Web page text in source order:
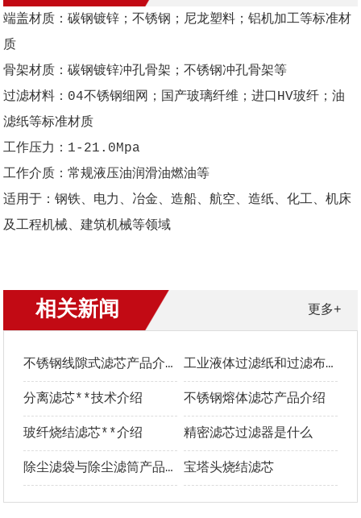
端盖材质：碳钢镀锌；不锈钢；尼龙塑料；铝机加工等标准材
质
骨架材质：碳钢镀锌冲孔骨架；不锈钢冲孔骨架等
过滤材料：04不锈钢细网；国产玻璃纤维；进口HV玻纤；油
滤纸等标准材质
工作压力：1-21.0Mpa
工作介质：常规液压油润滑油燃油等
适用于：钢铁、电力、冶金、造船、航空、造纸、化工、机床
及工程机械、建筑机械等领域
更多+
相关新闻
不锈钢线隙式滤芯产品介绍 工业液体过滤纸和过滤布**选型指南
分离滤芯**技术介绍 不锈钢熔体滤芯产品介绍
玻纤烧结滤芯**介绍 精密滤芯过滤器是什么
除尘滤袋与除尘滤筒产品介绍及优势对比 宝塔头烧结滤芯